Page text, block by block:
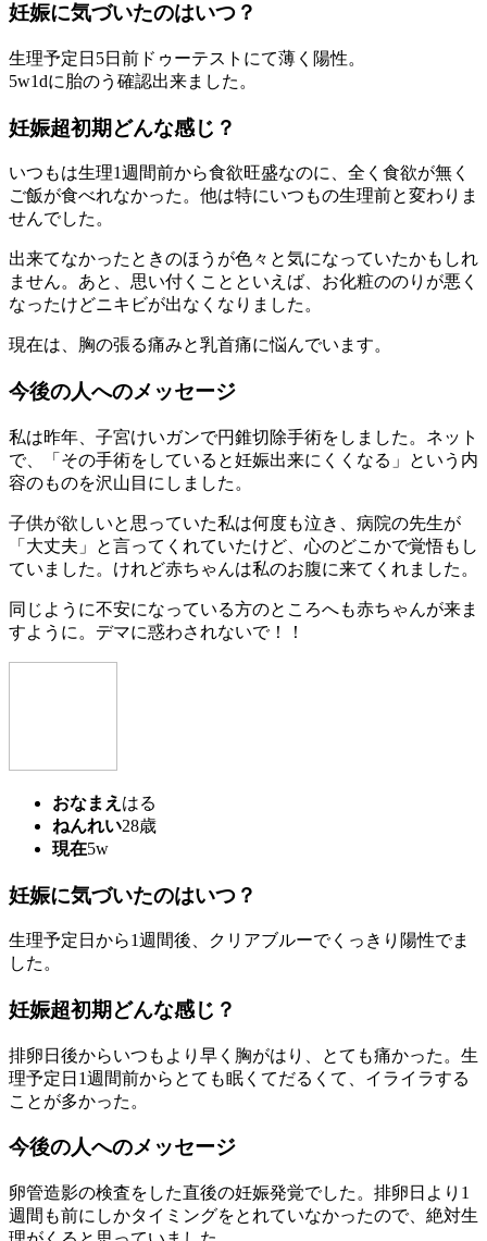
妊娠に気づいたのはいつ？
生理予定日5日前ドゥーテストにて薄く陽性。
5w1dに胎のう確認出来ました。
妊娠超初期どんな感じ？
いつもは生理1週間前から食欲旺盛なのに、全く食欲が無く
ご飯が食べれなかった。他は特にいつもの生理前と変わりま
せんでした。
出来てなかったときのほうが色々と気になっていたかもしれ
ません。あと、思い付くことといえば、お化粧ののりが悪く
なったけどニキビが出なくなりました。
現在は、胸の張る痛みと乳首痛に悩んでいます。
今後の人へのメッセージ
私は昨年、子宮けいガンで円錐切除手術をしました。ネット
で、「その手術をしていると妊娠出来にくくなる」という内
容のものを沢山目にしました。
子供が欲しいと思っていた私は何度も泣き、病院の先生が
「大丈夫」と言ってくれていたけど、心のどこかで覚悟もし
ていました。けれど赤ちゃんは私のお腹に来てくれました。
同じように不安になっている方のところへも赤ちゃんが来ま
すように。デマに惑わされないで！！
おなまえ はる
ねんれい28歳
現在5w
妊娠に気づいたのはいつ？
生理予定日から1週間後、クリアブルーでくっきり陽性でま
した。
妊娠超初期どんな感じ？
排卵日後からいつもより早く胸がはり、とても痛かった。生
理予定日1週間前からとても眠くてだるくて、イライラする
ことが多かった。
今後の人へのメッセージ
卵管造影の検査をした直後の妊娠発覚でした。排卵日より1
週間も前にしかタイミングをとれていなかったので、絶対生